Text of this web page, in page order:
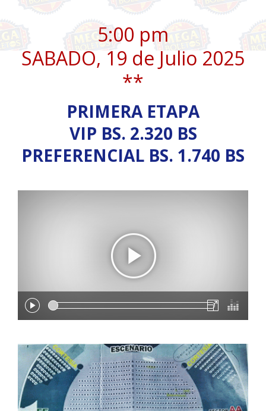
5:00 pm
SABADO, 19 de Julio 2025
**
PRIMERA ETAPA
VIP BS. 2.320 BS
PREFERENCIAL BS. 1.740 BS